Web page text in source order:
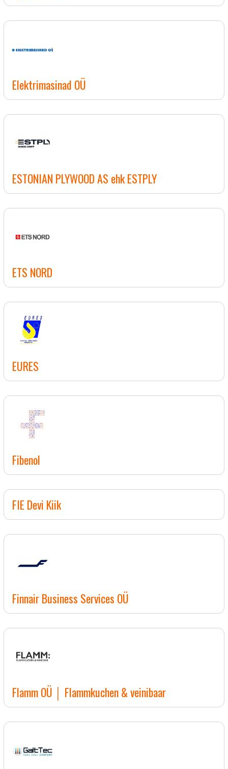
Elektrimasinad OÜ
ESTONIAN PLYWOOD AS ehk ESTPLY
ETS NORD
EURES
Fibenol
FIE Devi Kiik
Finnair Business Services OÜ
Flamm OÜ │ Flammkuchen & veinibaar